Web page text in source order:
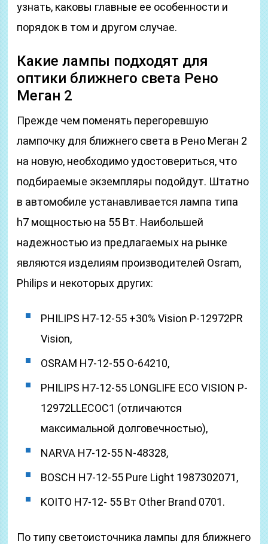
узнать, каковы главные ее особенности и
порядок в том и другом случае.
Какие лампы подходят для
оптики ближнего света Рено
Меган 2
Прежде чем поменять перегоревшую
лампочку для ближнего света в Рено Меган 2
на новую, необходимо удостовериться, что
подбираемые экземпляры подойдут. Штатно
в автомобиле устанавливается лампа типа
h7 мощностью на 55 Вт. Наибольшей
надежностью из предлагаемых на рынке
являются изделиям производителей Osram,
Philips и некоторых других:
PHILIPS H7-12-55 +30% Vision P-12972PR
Vision,
OSRAM H7-12-55 O-64210,
PHILIPS H7-12-55 LONGLIFE ECO VISION P-
12972LLECOC1 (отличаются
максимальной долговечностью),
NARVA H7-12-55 N-48328,
BOSCH H7-12-55 Pure Light 1987302071,
KOITO H7-12- 55 Вт Other Brand 0701.
По типу светоисточника лампы для ближнего